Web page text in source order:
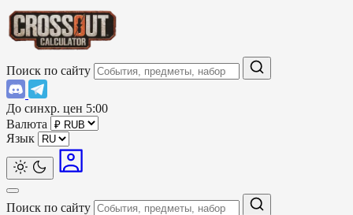
Поиск по сайту
До синхр. цен 5:00
Валюта
Язык
Поиск по сайту